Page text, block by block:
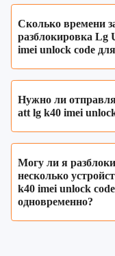
Сколько времени
разблокировка Lg
imei unlock code
Нужно ли
att lg k40 imei
Могу ли я
несколько
k40 imei unlock code
одновременно?